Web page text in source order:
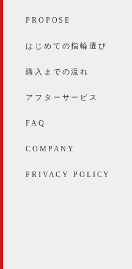
PROPOSE
はじめての指輪選び
購入までの流れ
アフターサービス
FAQ
COMPANY
PRIVACY POLICY